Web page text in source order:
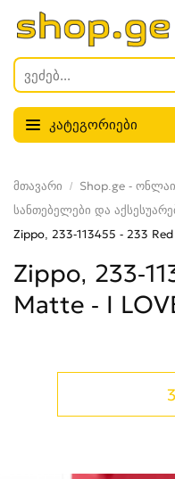
კატეგორიები
მთავარი
Shop.ge -
სანთებელები და
Zippo, 233-113455 - 233
Zippo, 233-
Matte - I